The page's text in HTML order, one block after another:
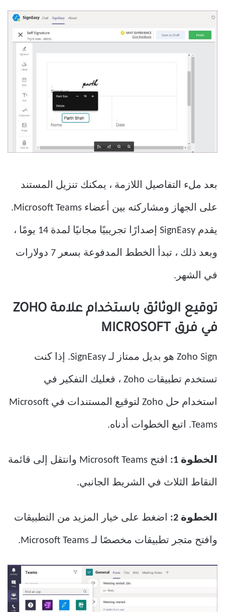
بعد ملء التفاصيل اللازمة ، يمكنك تنزيل المستند
على الجهاز ومشاركته بين أعضاء Microsoft Teams.
يقدم SignEasy إصدارًا تجريبيًا مجانيًا لمدة 14 يومًا ،
وبعد ذلك ، تبدأ الخطط المدفوعة بسعر 7 دولارات
في الشهر.
توقيع الوثائق باستخدام علامة ZOHO
في فرق MICROSOFT
Zoho Sign هو بديل ممتاز لـ SignEasy. إذا كنت
تستخدم تطبيقات Zoho ، فعليك التفكير في
استخدام حل Zoho لتوقيع المستندات في Microsoft
Teams. اتبع الخطوات أدناه.
الخطوة 1: افتح Microsoft Teams وانتقل إلى قائمة
النقاط الثلاث في الشريط الجانبي.
الخطوة 2: اضغط على خيار المزيد من التطبيقات
وافتح متجر تطبيقات مخصصًا لـ Microsoft Teams.